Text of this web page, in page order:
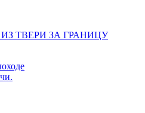
ТВЕРИ ЗА ГРАНИЦУ